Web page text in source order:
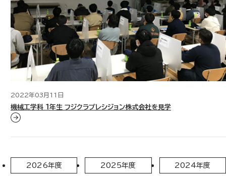
2022年03月11日
機械工学科 1年生 フジクラプレシジョン株式会社を見学
2026年度 2025年度 2024年度